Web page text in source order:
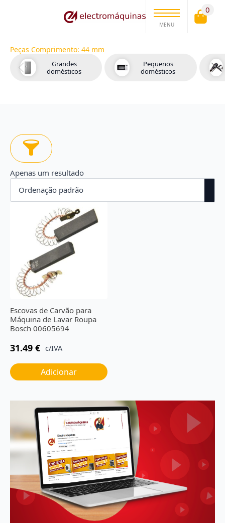
MENU
0
Peças Comprimento: 44 mm
Grandes
domésticos
Pequenos
domésticos
Apenas um resultado
Escovas de Carvão para
Máquina de Lavar Roupa
Bosch 00605694
31.49 € c/IVA
Adicionar